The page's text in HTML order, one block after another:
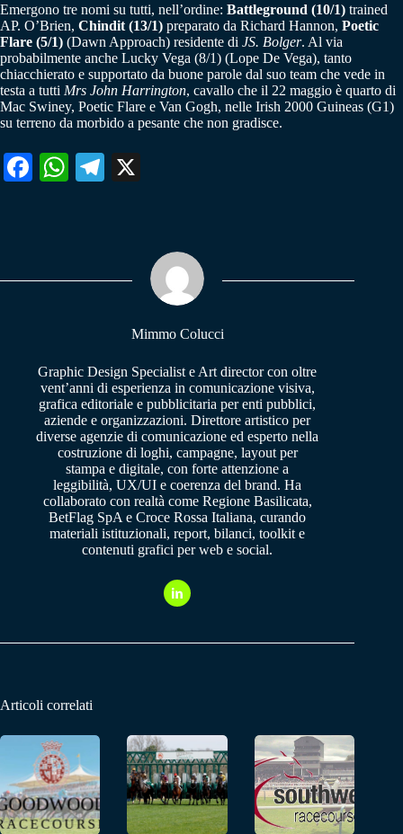
Emergono tre nomi su tutti, nell’ordine: Battleground (10/1) trained
AP. O’Brien, Chindit (13/1) preparato da Richard Hannon, Poetic
Flare (5/1) (Dawn Approach) residente di JS. Bolger. Al via
probabilmente anche Lucky Vega (8/1) (Lope De Vega), tanto
chiacchierato e supportato da buone parole dal suo team che vede in
testa a tutti Mrs John Harrington, cavallo che il 22 maggio è quarto di
Mac Swiney, Poetic Flare e Van Gogh, nelle Irish 2000 Guineas (G1)
su terreno da morbido a pesante che non gradisce.
Fa W
pp
Te
m
Mimmo Colucci
Graphic Design Specialist e Art director con oltre
vent’anni di esperienza in comunicazione visiva,
grafica editoriale e pubblicitaria per enti pubblici,
aziende e organizzazioni. Direttore artistico per
diverse agenzie di comunicazione ed esperto nella
costruzione di loghi, campagne, layout per
stampa e digitale, con forte attenzione a
leggibilità, UX/UI e coerenza del brand. Ha
collaborato con realtà come Regione Basilicata,
BetFlag SpA e Croce Rossa Italiana, curando
materiali istituzionali, report, bilanci, toolkit e
contenuti grafici per web e social.
Articoli correlati